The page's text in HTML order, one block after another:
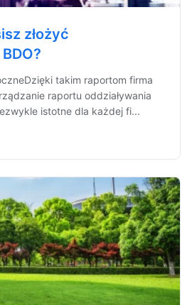
złożyć
takim raportom firma
raportu oddziaływania
istotne dla każdej fi...